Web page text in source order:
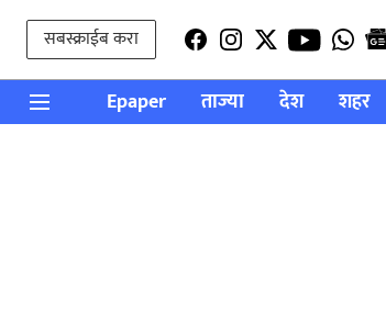
सबस्क्राईब करा
Epaper ताज्या देश शहर